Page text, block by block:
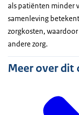
als patiënten minder
samenleving
zorgkosten,
andere zorg.
Meer over dit